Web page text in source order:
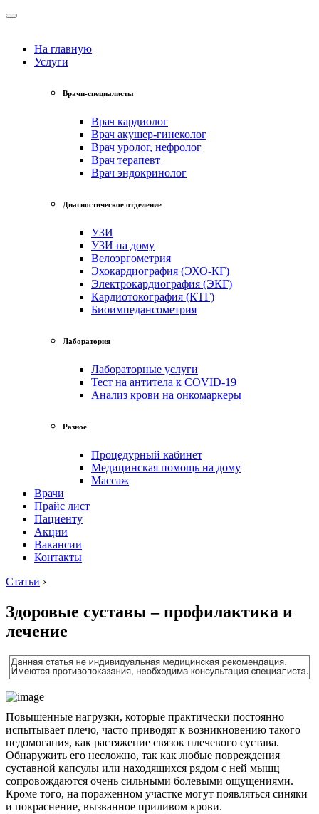
На главную
Услуги
Врачи-специалисты
Врач кардиолог
Врач акушер-гинеколог
Врач уролог, нефролог
Врач терапевт
Врач эндокринолог
Диагностическое отделение
УЗИ
УЗИ на дому
Велоэргометрия
Эхокардиография (ЭХО-КГ)
Электрокардиография (ЭКГ)
Кардиотокография (КТГ)
Биоимпедансометрия
Лаборатория
Лабораторные услуги
Тест на антитела к COVID-19
Анализ крови на онкомаркеры
Разное
Процедурный кабинет
Медицинская помощь на дому
Массаж
Врачи
Прайс лист
Пациенту
Акции
Вакансии
Контакты
Статьи ›
Здоровые суставы – профилактика и
лечение
Повышенные нагрузки, которые практически постоянно
испытывает плечо, часто приводят к возникновению такого
недомогания, как растяжение связок плечевого сустава.
Обнаружить его несложно, так как любые повреждения
суставной капсулы или находящихся рядом с ней мышц
сопровождаются очень сильными болевыми ощущениями.
Кроме того, на пораженном участке могут появляться синяки
и покраснение, вызванное приливом крови.